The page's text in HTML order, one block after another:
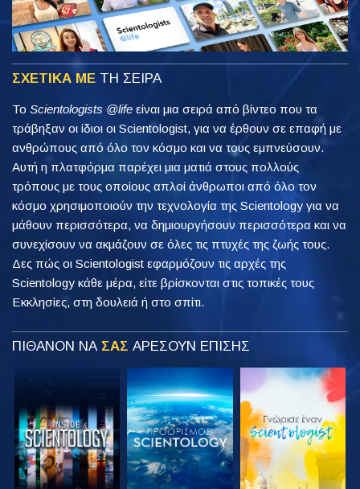
ΣΧΕΤΙΚΑ ΜΕ ΤΗ ΣΕΙΡΑ
Το Scientologists @life είναι μια σειρά από βίντεο που τα
τράβηξαν οι ίδιοι οι Scientologist, για να έρθουν σε επαφή με
ανθρώπους από όλο τον κόσμο και να τους εμπνεύσουν.
Αυτή η πλατφόρμα παρέχει μια ματιά στους πολλούς
τρόπους με τους οποίους απλοί άνθρωποι από όλο τον
κόσμο χρησιμοποιούν την τεχνολογία της Scientology για να
μάθουν περισσότερα, να δημιουργήσουν περισσότερα και να
συνεχίσουν να ακμάζουν σε όλες τις πτυχές της ζωής τους.
Δες πώς οι Scientologist εφαρμόζουν τις αρχές της
Scientology κάθε μέρα, είτε βρίσκονται στις τοπικές τους
Εκκλησίες, στη δουλειά ή στο σπίτι.
ΠΙΘΑΝΟΝ ΝΑ ΣΑΣ ΑΡΕΣΟΥΝ ΕΠΙΣΗΣ